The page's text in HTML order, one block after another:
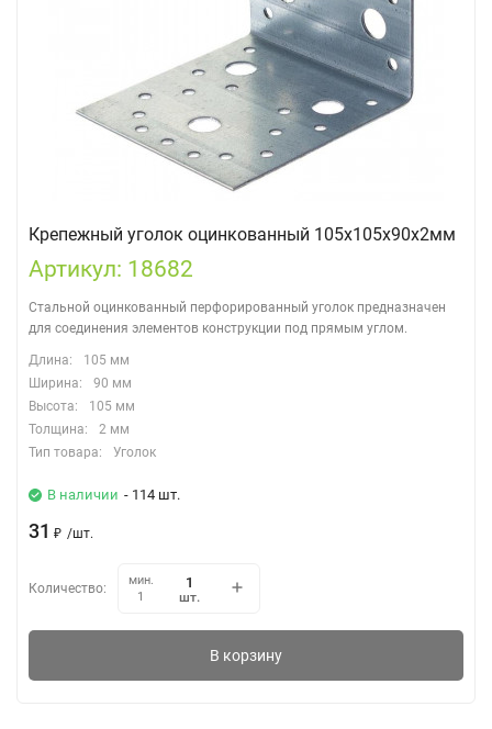
Крепежный уголок оцинкованный 105х105х90х2мм
Артикул: 18682
Стальной оцинкованный перфорированный уголок предназначен
для соединения элементов конструкции под прямым углом.
Длина:
105 мм
Ширина:
90 мм
Высота:
105 мм
Толщина:
2 мм
Тип товара:
Уголок
В наличии - 114 шт.
31 ₽ /шт.
Количество:
мин.
1
шт.
В корзину